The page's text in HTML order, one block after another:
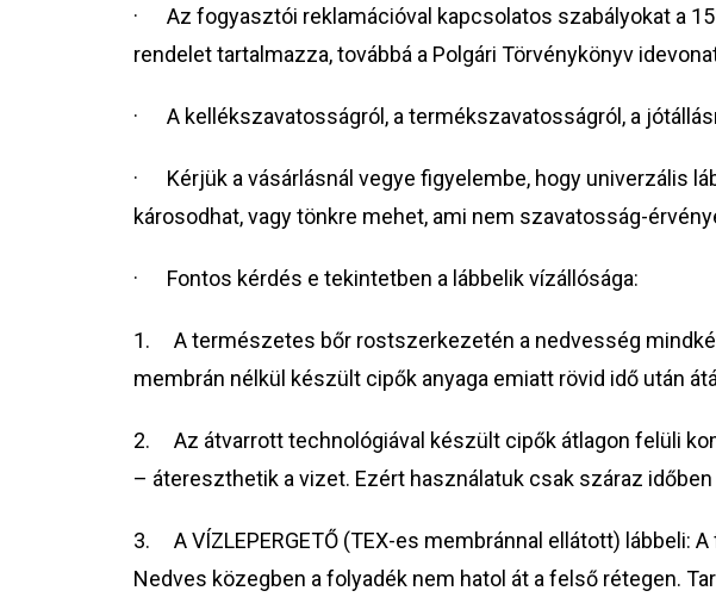
· Az fogyasztói reklamációval kapcsolatos szabályokat a
rendelet tartalmazza, továbbá a Polgári Törvénykönyv
· A kellékszavatosságról, a termékszavatosságról, a
· Kérjük a vásárlásnál vegye figyelembe, hogy univerzális
károsodhat, vagy tönkre mehet, ami nem szavatosság-
· Fontos kérdés e tekintetben a lábbelik vízállósága:
1. A természetes bőr rostszerkezetén a nedvesség
membrán nélkül készült cipők anyaga emiatt rövid idő után
2. Az átvarrott technológiával készült cipők átlagon felüli
– átereszthetik a vizet. Ezért használatuk csak száraz
3. A VÍZLEPERGETŐ (TEX-es membránnal ellátott) lábbeli:
Nedves közegben a folyadék nem hatol át a felső rétegen.